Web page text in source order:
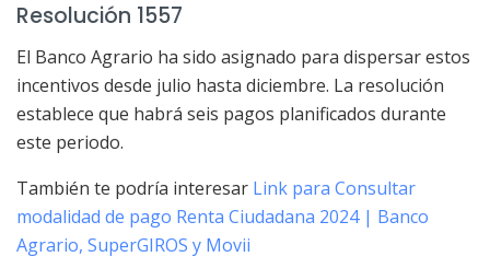
Resolución 1557
El Banco Agrario ha sido asignado para dispersar estos
incentivos desde julio hasta diciembre. La resolución
establece que habrá seis pagos planificados durante
este periodo.
También te podría interesar Link para Consultar
modalidad de pago Renta Ciudadana 2024 | Banco
Agrario, SuperGIROS y Movii